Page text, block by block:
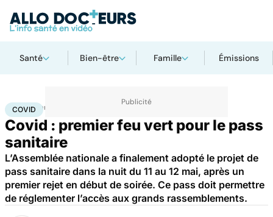
Santé Bien-être Famille Émissions
Accueil Santé
COVID
Covid : premier feu vert pour le pass
sanitaire
L’Assemblée nationale a finalement adopté le projet de
pass sanitaire dans la nuit du 11 au 12 mai, après un
premier rejet en début de soirée. Ce pass doit permettre
de réglementer l’accès aux grands rassemblements.